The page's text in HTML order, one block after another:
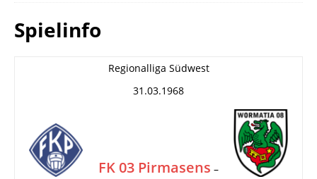
Spielinfo
Regionalliga Südwest
31.03.1968
FK 03 Pirmasens –